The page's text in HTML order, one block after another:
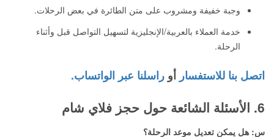
وجبة خفيفة ومشروب على متن الطائرة في بعض الرحلات.
خدمة العملاء بالعربية/الإنجليزية لتسهيل التواصل قبل وأثناء
الرحلة.
اتصل بنا للاستفسار أو راسلنا عبر الواتساب.
6. الأسئلة الشائعة حول حجز فلاي شام
س: هل يمكن تعديل موعد الرحلة؟